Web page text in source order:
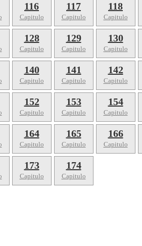
116
Capitulo
117
Capitulo
118
Capitulo
128
Capitulo
129
Capitulo
130
Capitulo
140
Capitulo
141
Capitulo
142
Capitulo
152
Capitulo
153
Capitulo
154
Capitulo
164
Capitulo
165
Capitulo
166
Capitulo
173
Capitulo
174
Capitulo